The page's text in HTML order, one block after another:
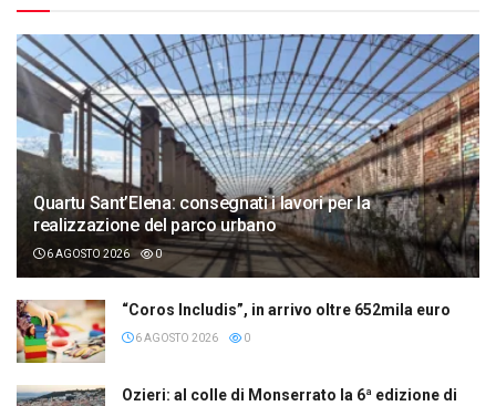
Quartu Sant’Elena: consegnati i lavori per la
realizzazione del parco urbano
6 AGOSTO 2026 0
“Coros Includis”, in arrivo oltre 652mila euro
6 AGOSTO 2026 0
Ozieri: al colle di Monserrato la 6ª edizione di